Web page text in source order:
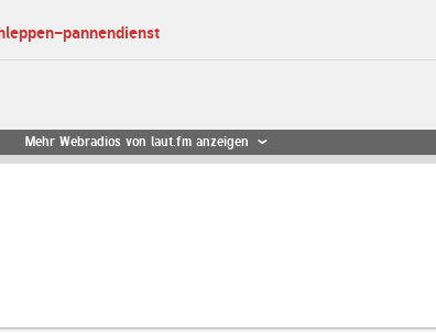
pannendienst
Mehr Webradios von laut.fm anzeigen